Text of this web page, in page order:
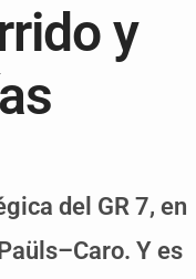
y
del GR 7, en
Y es